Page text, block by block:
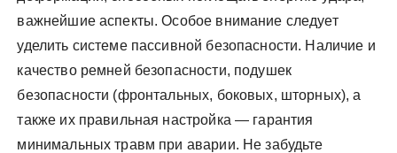
важнейшие аспекты. Особое внимание следует
уделить системе пассивной безопасности. Наличие и
качество ремней безопасности, подушек
безопасности (фронтальных, боковых, шторных), а
также их правильная настройка — гарантия
минимальных травм при аварии. Не забудьте